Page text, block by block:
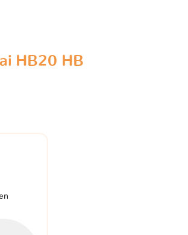
HB20 HB